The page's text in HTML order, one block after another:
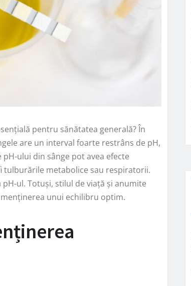
pentru sănătatea generală? În
are un interval foarte restrâns de pH,
ului din sânge pot avea efecte
tulburările metabolice sau respiratorii.
ul. Totuși, stilul de viață și anumite
unui echilibru optim.